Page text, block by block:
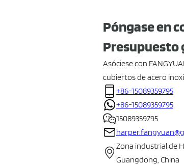
Póngase en
Asóciese con
cubiertos de acero
+86-15089359795
+86-15089359795
15089359795
Zona industrial de
Guangdong, China